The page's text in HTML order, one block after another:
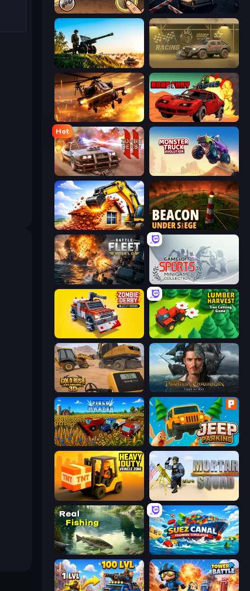
Earn to Die: Zombie Ride Cars vs Zombies
Artillery Vs Tanks
Heli Military Base Road of Fury 4
Hot
Zombie Derby 2 Monster Truck Evolution
City Constructor Beacon Under Siege
Battle Fleet World Gameloft Sports Minigame Collection
Lumber Harvest: Tree Cutting Game
Gold Rush: Gold Simulator 3D
Field Master Jeep Parking 3D
Mortar Squad
Real Fishing Simulator Suez Canal Training Simulator